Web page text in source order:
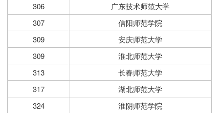
306
广东技术师范大学
307
信阳师范学院
309
安庆师范大学
309
淮北师范大学
313
长春师范大学
317
湖北师范大学
324
淮阴师范学院